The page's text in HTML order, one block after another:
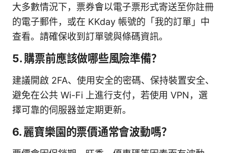
大多數情況下，票券會以電子票形式寄送至你註冊
的電子郵件，或在 KKday 帳號的「我的訂單」中
查看。請確保收到訂單號與條碼資訊。
5. 購票前應該做哪些風險準備？
建議開啟 2FA、使用安全的密碼、保持裝置安全、
避免在公共 Wi-Fi 上進行支付，若使用 VPN，選
擇可靠的伺服器並定期更新。
6. 麗寶樂園的票價通常會波動嗎？